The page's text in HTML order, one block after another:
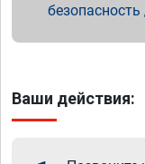
Ваши действия: